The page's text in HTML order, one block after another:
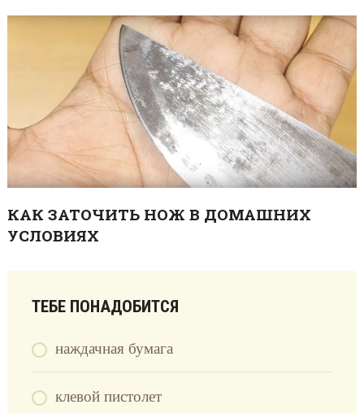
КАК ЗАТОЧИТЬ НОЖ В ДОМАШНИХ
УСЛОВИЯХ
ТЕБЕ ПОНАДОБИТСЯ
наждачная бумага
клевой пистолет